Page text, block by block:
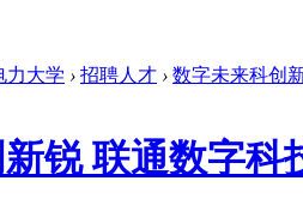
力大学 › 招聘人才 › 数字未来科创
锐 联通数字科